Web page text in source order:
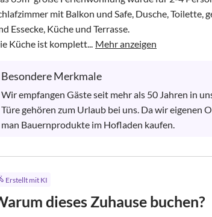
mit Balkon und Safe, Dusche, Toilette,
Essecke, Küche und Terrasse.
Küche ist komplett... Mehr anzeigen
Besondere Merkmale
Wir empfangen Gäste seit mehr als 50 Jahren in
Türe gehören zum Urlaub bei uns. Da wir eigenen
man Bauernprodukte im Hofladen kaufen.
Erstellt mit KI
dieses Zuhause buchen?